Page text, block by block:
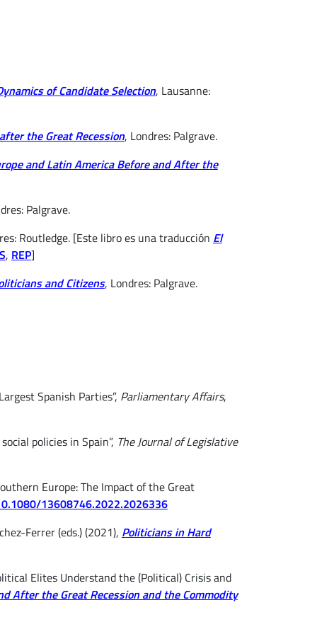
of Candidate Selection, Lausanne:
the Great Recession, Londres: Palgrave.
and Latin America Before and After the
Palgrave.
Routledge. [Este libro es una traducción El
, REP]
and Citizens, Londres: Palgrave.
Spanish Parties”, Parliamentary Affairs,
policies in Spain”, The Journal of Legislative
Europe: The Impact of the Great
13608746.2022.2026336
Ferrer (eds.) (2021), Politicians in Hard
Elites Understand the (Political) Crisis and
After the Great Recession and the Commodity